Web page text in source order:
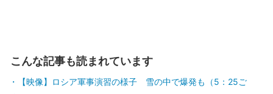
こんな記事も読まれています
【映像】ロシア軍事演習の様子 雪の中で爆発も（5：25ご